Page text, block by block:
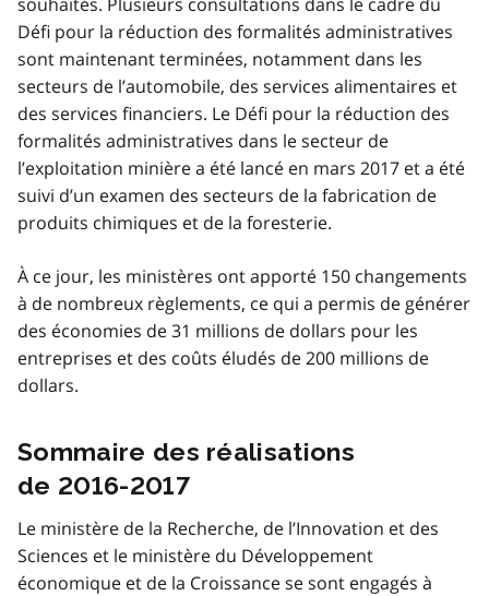
Défi pour la réduction des formalités administratives
sont maintenant terminées, notamment dans les
secteurs de l’automobile, des services alimentaires et
des services financiers. Le Défi pour la réduction des
formalités administratives dans le secteur de
l’exploitation minière a été lancé en mars 2017 et a été
suivi d’un examen des secteurs de la fabrication de
produits chimiques et de la foresterie.
À ce jour, les ministères ont apporté 150 changements
à de nombreux règlements, ce qui a permis de générer
des économies de 31 millions de dollars pour les
entreprises et des coûts éludés de 200 millions de
dollars.
Sommaire des réalisations
de 2016-2017
Le ministère de la Recherche, de l’Innovation et des
Sciences et le ministère du Développement
économique et de la Croissance se sont engagés à